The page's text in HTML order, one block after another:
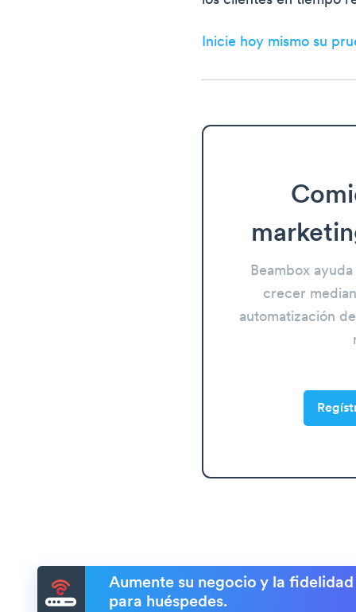
Inicie hoy mismo su
Beambox
crecer
automatización
Aumente su negocio y la
para huéspedes.